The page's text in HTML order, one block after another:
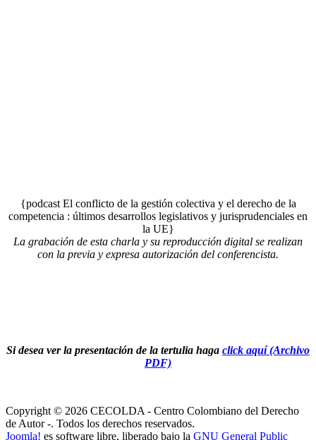
{podcast El conflicto de la gestión colectiva y el derecho de la
competencia : últimos desarrollos legislativos y jurisprudenciales en
la UE}
La grabación de esta charla y su reproducción digital se realizan
con la previa y expresa autorización del conferencista.
Si desea ver la presentación de la tertulia haga click aquí (Archivo
PDF)
Copyright © 2026 CECOLDA - Centro Colombiano del Derecho
de Autor -. Todos los derechos reservados.
Joomla! es software libre, liberado bajo la GNU General Public